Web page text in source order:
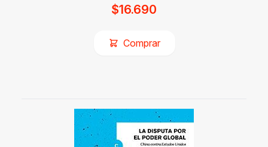
$16.690
Comprar